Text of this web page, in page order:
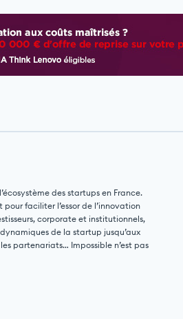
des startups en France.
faciliter l’essor de l’innovation
corporate et institutionnels,
de la startup jusqu’aux
partenariats… Impossible n’est pas